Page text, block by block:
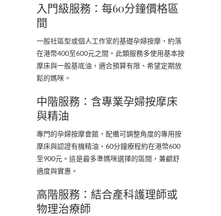
入門級服務：每60分鐘價格區
間
一般社區型或個人工作室的基礎孕婦按摩，約落
在港幣400至600元之間。此類服務多使用基本按
摩床與一般基底油，適合預算有限、希望定期放
鬆的媽咪。
中階服務：含專業孕婦按摩床
與精油
專門的孕婦按摩會館，配備可調整角度的專用按
摩床與認證有機精油，60分鐘療程約在港幣600
至900元。這是最多準媽咪選擇的區間，兼顧舒
適度與實惠。
高階服務：結合產科護理師或
物理治療師